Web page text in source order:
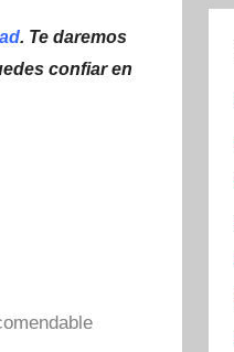
. Te daremos
confiar en